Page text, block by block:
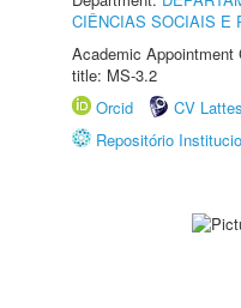
CIÊNCIAS SOCIAIS E
Academic Appointment
title: MS-3.2
Orcid
CV Lattes
Repositório